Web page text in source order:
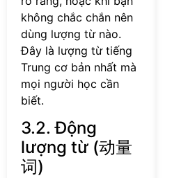
không chắc chắn nên
dùng lượng từ nào.
Đây là lượng từ tiếng
Trung cơ bản nhất mà
mọi người học cần
biết.
3.2. Động
lượng từ (动量
词)